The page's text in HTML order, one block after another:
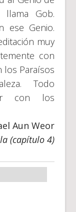
Gob.
ese Genio.
muy
con
Paraísos
Todo
con los
Aun Weor
(capítulo 4)